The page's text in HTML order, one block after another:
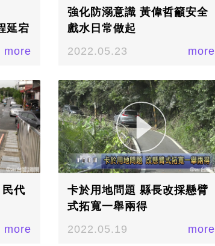
理願景專題報告，說明施政方向和回應
，建立更緊密的合作機制。
延宕
more
強化防溺意識 黃偉哲籲安全
戲水日常做起
2022.05.23
more
代
more
卡於用地問題 縣長改採懸臂
式拓寬一舉兩得
2022.05.19
more